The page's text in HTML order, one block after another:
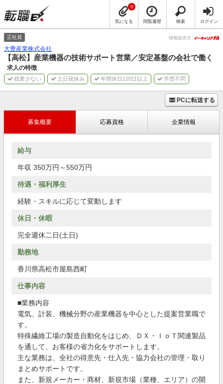
気になる
0
閲覧履歴 検索 ログイン
正社員 情報提供元
大豊産業株式会社
【高松】産業機器の技術サポート営業／安定基盤の会社で働く
求人の特徴
残業少ない 土日祝休み 年間休日120日以上 学歴不問
PCに転送する
募集概要 応募資格 企業情報
給与
年収 350万円～550万円
待遇・福利厚生
経験・スキルに応じて変動します
休日・休暇
完全週休二日(土日)
勤務地
香川県高松市屋島西町
仕事内容
■業務内容
電気、計装、機械分野の産業機器を中心とした提案営業職で
す。
特殊繊維工場の製造自動化をはじめ、ＤＸ・ＩｏＴ関連製品
を通して、お客様の省力化をサポートします。
主な業務は、全社の得意先・仕入先・協力会社の管理・取り
まとめサポートです。
また、新規メーカー・商材、新規市場（業種、エリア）の開